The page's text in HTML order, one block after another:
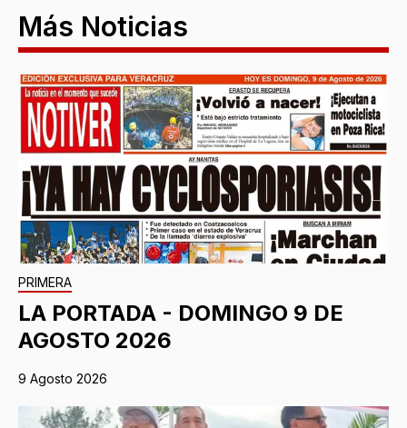
Más Noticias
PRIMERA
LA PORTADA - DOMINGO 9 DE
AGOSTO 2026
9 Agosto 2026